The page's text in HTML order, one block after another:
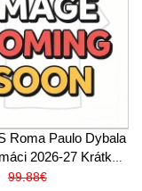
Roma Paulo Dybala
2026-27 Krátky
99.88€